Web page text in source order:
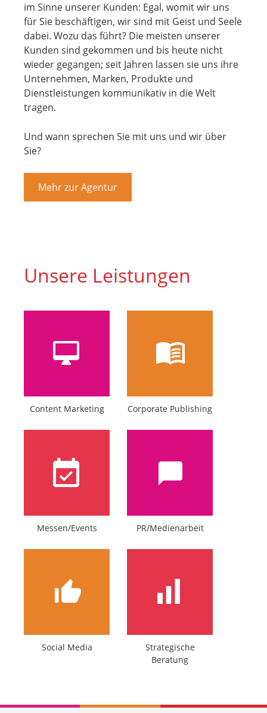
im Sinne unserer Kunden: Egal, womit wir uns
für Sie beschäftigen, wir sind mit Geist und Seele
dabei. Wozu das führt? Die meisten unserer
Kunden sind gekommen und bis heute nicht
wieder gegangen; seit Jahren lassen sie uns ihre
Unternehmen, Marken, Produkte und
Dienstleistungen kommunikativ in die Welt
tragen.
Und wann sprechen Sie mit uns und wir über
Sie?
Mehr zur Agentur
Unsere Leistungen
Content Marketing Corporate Publishing
Messen/Events PR/Medienarbeit
Social Media
Strategische
Beratung